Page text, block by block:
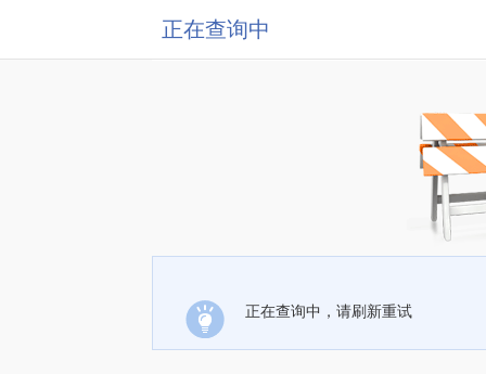
正在查询中
正在查询中，请刷新重试